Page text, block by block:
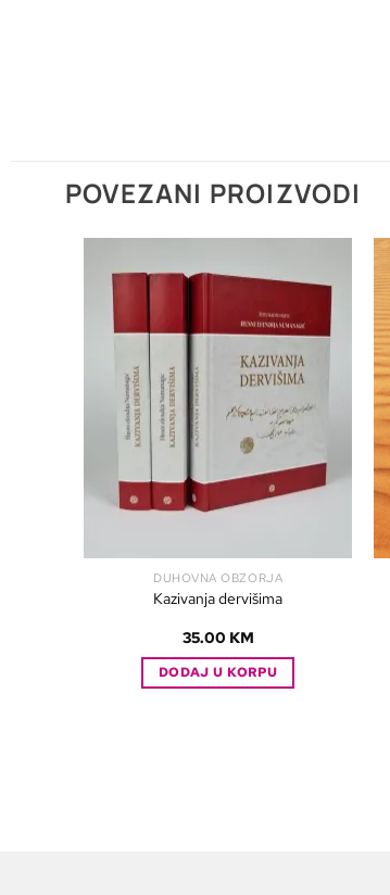
POVEZANI PROIZVODI
DUHOVNA OBZORJA
Kazivanja dervišima
35.00 KM
DODAJ U KORPU